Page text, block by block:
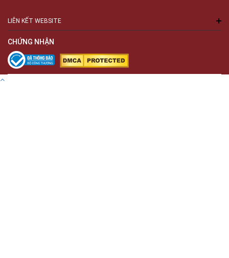
LIÊN KẾT WEBSITE
CHỨNG NHẬN